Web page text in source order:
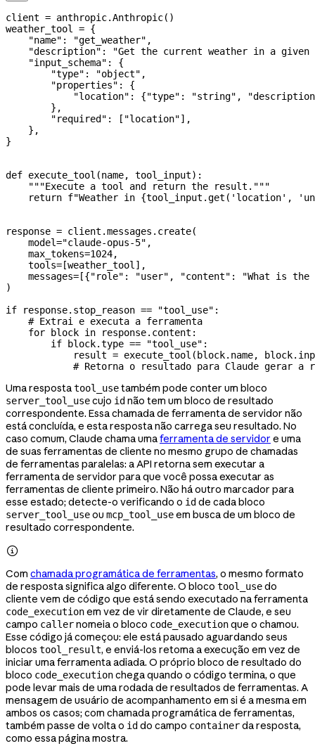
client = anthropic.Anthropic()
weather_tool = {
    "name"
: "get_weather" ,
    "description"
:
"Get the current weather in a
    "input_schema"
: {
        "type"
: "object" ,
        "properties"
: {
            "location"
: {"type" : "string" ,
        },
        "required"
: [ "location"],
    },
}
def execute_tool (name, tool_input):
    """Execute a tool and return the result."""
    return
f"Weather in {tool_input.get( 'location' ,
response = client.messages.create(
    model
="claude-opus-5" ,
    max_tokens
=1024,
    tools
= [weather_tool],
    messages
= [{"role" : "user" , "content" :
"What is the
)
if response.stop_reason == "tool_use" :
    # Extrai e executa a ferramenta
    for
block in response.content:
        if
block.type == "tool_use" :
            result
= execute_tool(block.name,
# Retorna o resultado para Claude gerar a
Uma respostatool_usetambém pode conter um bloco
server_tool_usecujo id não tem um bloco de resultado
correspondente. Essa chamada de ferramenta de servidor não
está concluída, e esta resposta não carrega seu resultado. No
caso comum, Claude chama umaferramenta de servidor e uma
de suas ferramentas de cliente no mesmo grupo de chamadas
de ferramentas paralelas: a API retorna sem executar a
ferramenta de servidor para que você possa executar as
ferramentas de cliente primeiro. Não há outro marcador para
esse estado; detecte-o verificando o id de cada bloco
server_tool_useou mcp_tool_useem busca de um bloco de
resultado correspondente.

Com chamada programática de ferramentas, o mesmo formato
de resposta significa algo diferente. O bloco tool_usedo
cliente vem de código que está sendo executado na ferramenta
code_executionem vez de vir diretamente de Claude, e seu
campo callernomeia o bloco code_executionque o chamou.
Esse código já começou: ele está pausado aguardando seus
blocos tool_result, e enviá-los retoma a execução em vez de
iniciar uma ferramenta adiada. O próprio bloco de resultado do
bloco code_executionchega quando o código termina, o que
pode levar mais de uma rodada de resultados de ferramentas. A
mensagem de usuário de acompanhamento em si é a mesma em
ambos os casos; com chamada programática de ferramentas,
também passe de volta o id do campo containerda resposta,
como essa página mostra.